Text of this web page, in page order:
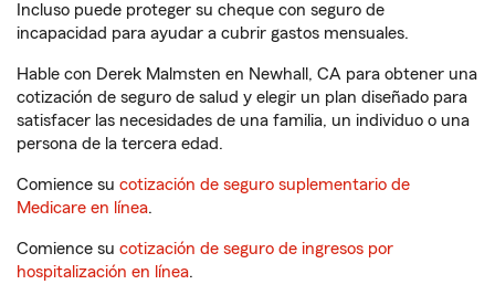
Incluso puede proteger su cheque con seguro de
incapacidad para ayudar a cubrir gastos mensuales.
Hable con Derek Malmsten en Newhall, CA para obtener una
cotización de seguro de salud y elegir un plan diseñado para
satisfacer las necesidades de una familia, un individuo o una
persona de la tercera edad.
Comience su cotización de seguro suplementario de
Medicare en línea.
Comience su cotización de seguro de ingresos por
hospitalización en línea.